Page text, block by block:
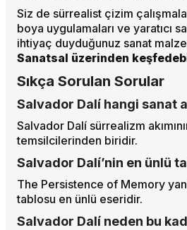
Siz de sürrealist çizim
boya uygulamaları ve yaratıcı
ihtiyaç duyduğunuz sanat
Sanatsal üzerinden
Sıkça Sorulan Sorular
Salvador Dalí hangi sanat
Salvador Dalí sürrealizm
temsilcilerinden biridir.
Salvador Dalí’nin en ünlü
The Persistence of Memory
tablosu en ünlü eseridir.
Salvador Dalí neden bu